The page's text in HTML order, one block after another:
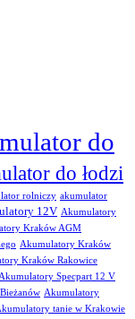
do
do łodzi
rolniczy akumulator
12V Akumulatory
Kraków AGM
Akumulatory Kraków
Kraków Rakowice
Akumulatory Specpart 12 V
Akumulatory
tanie w Krakowie